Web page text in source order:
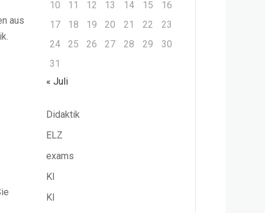
aus
10
11 12 13 14 15
16
17
18 19 20 21 22
23
24
25 26 27 28 29
30
31
« Juli
Didaktik
ELZ
exams
KI
KI